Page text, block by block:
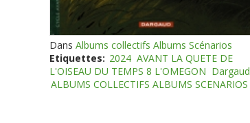
Dans Albums collectifs Albums Scénarios
Etiquettes: 2024 AVANT LA QUETE DE
L'OISEAU DU TEMPS 8 L'OMEGON Dargaud
ALBUMS COLLECTIFS ALBUMS SCENARIOS